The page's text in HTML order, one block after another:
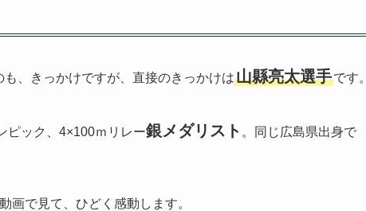
、きっかけですが、直接のきっかけは山縣亮太選手です。
ピック、4×100ｍリレー銀メダリスト 。同じ広島県出身で
画で見て、ひどく感動します。